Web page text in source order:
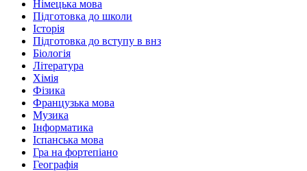
Німецька мова
Підготовка до школи
Історія
Підготовка до вступу в внз
Біологія
Література
Хімія
Фізика
Французька мова
Музика
Інформатика
Іспанська мова
Гра на фортепіано
Географія